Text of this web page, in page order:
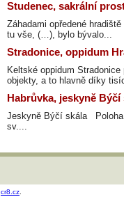
Studenec, sakrální
Záhadami opředené
tu vše, (…), bylo bývalo...
Stradonice, oppidum
Keltské oppidum
objekty, a to hlavně díky
Habrůvka, jeskyně Býčí
Jeskyně Býčí skála
sv....
cr8.cz